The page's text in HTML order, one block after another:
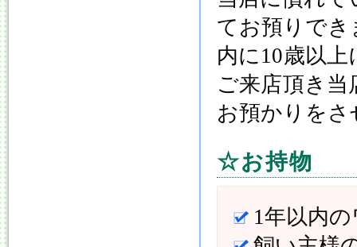
てお預りで
内に10歳以
ご来店頂き
お預かりを
☆お持物
1年以内